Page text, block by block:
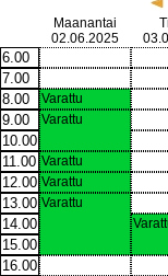
Maanantai
02.06.2025
6.00
7.00
8.00
Varattu
9.00 Varattu
10.00
11.00 Varattu
12.00 Varattu
13.00 Varattu
14.00
15.00
16.00